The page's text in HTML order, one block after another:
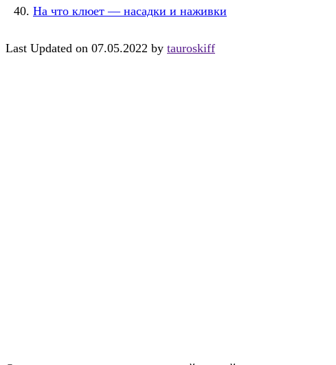
На что клюет — насадки и наживки
Last Updated on 07.05.2022 by tauroskiff